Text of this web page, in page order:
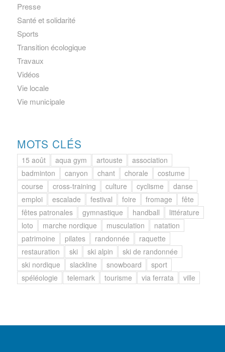
Presse
Santé et solidarité
Sports
Transition écologique
Travaux
Vidéos
Vie locale
Vie municipale
MOTS CLÉS
15 août aqua gym artouste
association
badminton
canyon chant chorale
costume
course
cross-training culture cyclisme
danse
emploi
escalade festival foire fromage
fête
fêtes patronales
gymnastique handball
littérature
loto
marche nordique musculation
natation
patrimoine
pilates randonnée
raquette
restauration
ski ski alpin
ski de randonnée
ski nordique
slackline snowboard
sport
spéléologie
telemark tourisme via ferrata ville